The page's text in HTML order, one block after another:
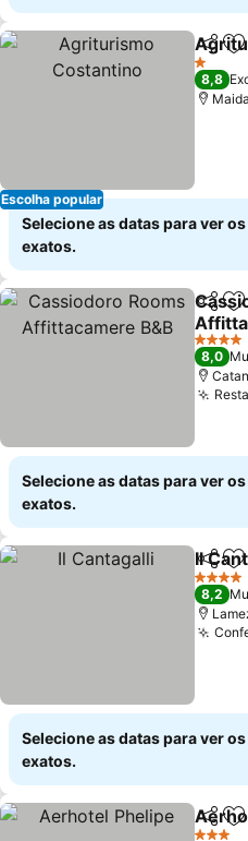
Escolha popular
1 Estrelas
8,8
Selecione as datas para ver
exatos.
4 Estrelas
8,0
Selecione as datas para ver
exatos.
Il
4 Estrelas
8,2
Selecione as datas para ver
exatos.